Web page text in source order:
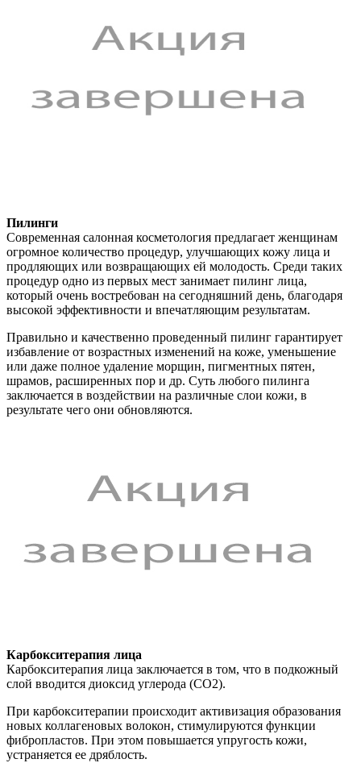
Пилинги
Современная салонная косметология предлагает женщинам
огромное количество процедур, улучшающих кожу лица и
продляющих или возвращающих ей молодость. Среди таких
процедур одно из первых мест занимает пилинг лица,
который очень востребован на сегодняшний день, благодаря
высокой эффективности и впечатляющим результатам.
Правильно и качественно проведенный пилинг гарантирует
избавление от возрастных изменений на коже, уменьшение
или даже полное удаление морщин, пигментных пятен,
шрамов, расширенных пор и др. Суть любого пилинга
заключается в воздействии на различные слои кожи, в
результате чего они обновляются.
Карбокситерапия лица
Карбокситерапия лица заключается в том, что в подкожный
слой вводится диоксид углерода (СО2).
При карбокситерапии происходит активизация образования
новых коллагеновых волокон, стимулируются функции
фибропластов. При этом повышается упругость кожи,
устраняется ее дряблость.